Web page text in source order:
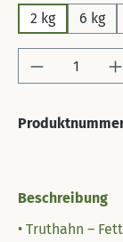
2 kg
6 kg
Produkt
Beschreibung
• Truthahn –